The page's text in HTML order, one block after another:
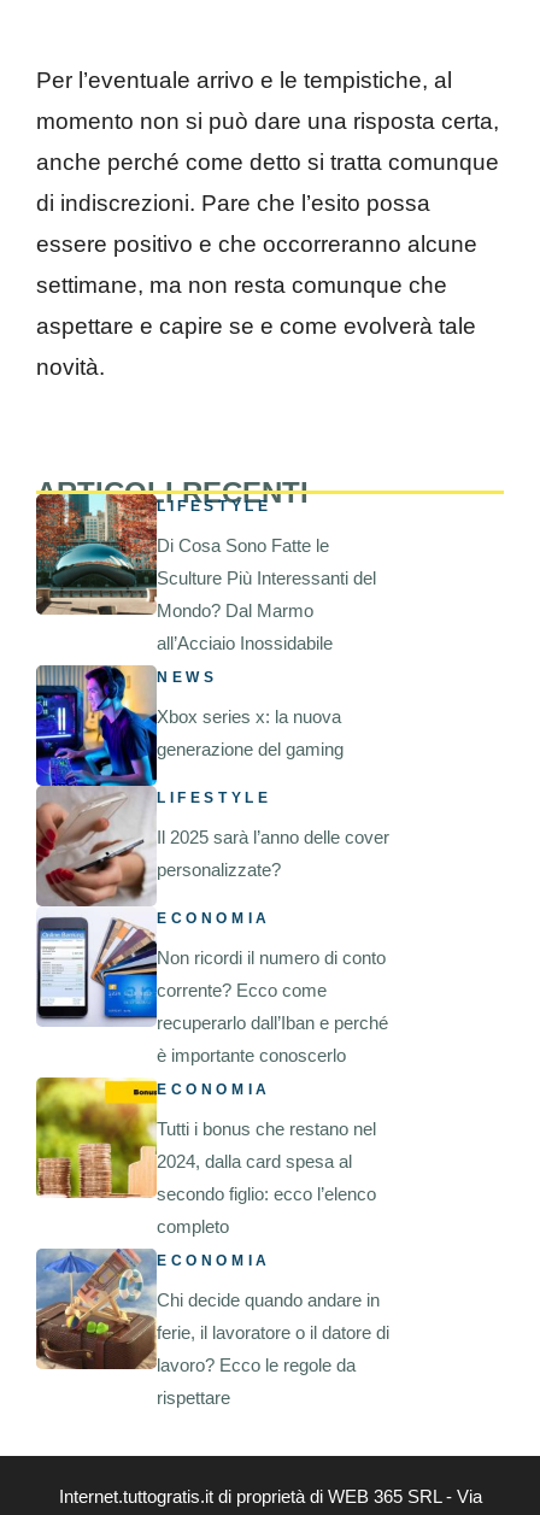
Per l’eventuale arrivo e le tempistiche, al
momento non si può dare una risposta certa,
anche perché come detto si tratta comunque
di indiscrezioni. Pare che l’esito possa
essere positivo e che occorreranno alcune
settimane, ma non resta comunque che
aspettare e capire se e come evolverà tale
novità.
ARTICOLI RECENTI
LIFESTYLE
Di Cosa Sono Fatte le
Sculture Più Interessanti del
Mondo? Dal Marmo
all’Acciaio Inossidabile
NEWS
Xbox series x: la nuova
generazione del gaming
LIFESTYLE
Il 2025 sarà l’anno delle cover
personalizzate?
ECONOMIA
Non ricordi il numero di conto
corrente? Ecco come
recuperarlo dall’Iban e perché
è importante conoscerlo
ECONOMIA
Tutti i bonus che restano nel
2024, dalla card spesa al
secondo figlio: ecco l’elenco
completo
ECONOMIA
Chi decide quando andare in
ferie, il lavoratore o il datore di
lavoro? Ecco le regole da
rispettare
Internet.tuttogratis.it di proprietà di WEB 365 SRL - Via